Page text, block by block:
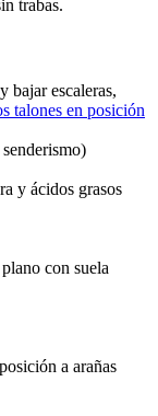
trabas.
bajar escaleras,
talones en posición
y ácidos grasos
con suela
a arañas